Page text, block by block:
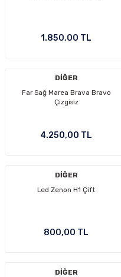
1.850,00 TL
DİĞER
Far Sağ Marea Brava Bravo
Çizgisiz
4.250,00 TL
DİĞER
Led Zenon H1 Çift
800,00 TL
DİĞER